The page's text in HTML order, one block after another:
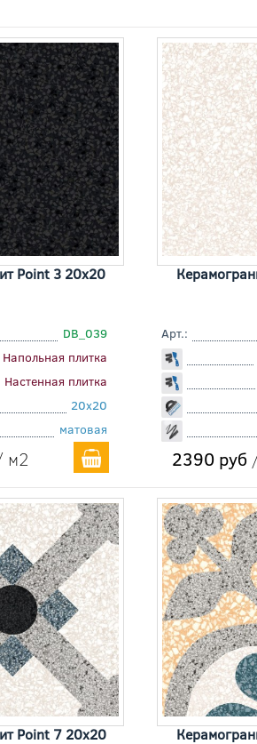
Point 3 20x20
DB_039
Напольная плитка
Настенная плитка
20x20
матовая
м2
Арт.:
2390 руб
Point 7 20x20